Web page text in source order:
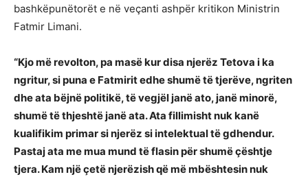
bashkëpunëtorët e në veçanti ashpër kritikon Ministrin
Fatmir Limani.
“Kjo më revolton, pa masë kur disa njerëz Tetova i ka
ngritur, si puna e Fatmirit edhe shumë të tjerëve, ngriten
dhe ata bëjnë politikë, të vegjël janë ato, janë minorë,
shumë të thjeshtë janë ata. Ata fillimisht nuk kanë
kualifikim primar si njerëz si intelektual të gdhendur.
Pastaj ata me mua mund të flasin për shumë çështje
tjera. Kam një çetë njerëzish që më mbështesin nuk